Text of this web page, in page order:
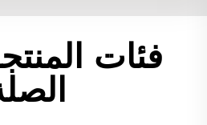
فئات